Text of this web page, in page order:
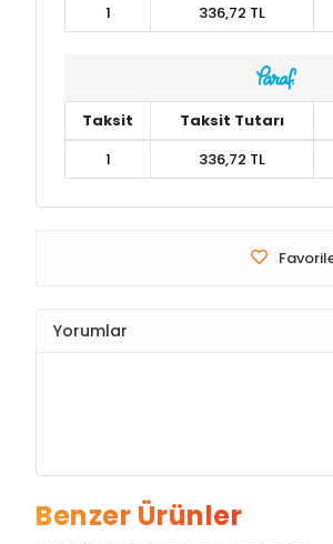
1
336,72 TL
Taksit Taksit Tutarı
1
336,72 TL
Yorumlar
Benzer Ürünler